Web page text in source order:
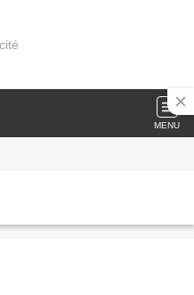
MENU